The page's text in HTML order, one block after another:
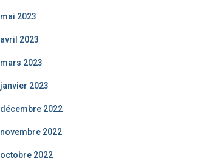
mai 2023
avril 2023
mars 2023
janvier 2023
décembre 2022
novembre 2022
octobre 2022